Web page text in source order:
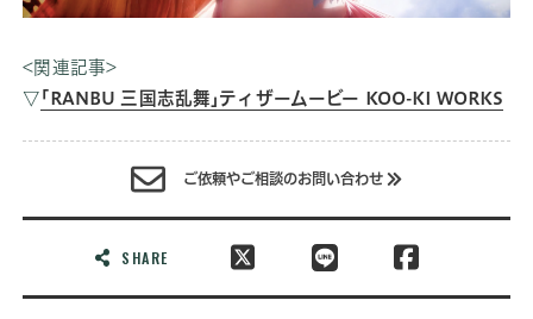
<関連記事>
▽ ｢RANBU 三国志乱舞｣ティザームービー KOO-KI WORKS
ご依頼やご相談のお問い合わせ
SHARE